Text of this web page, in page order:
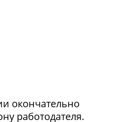
окончательно
работодателя.